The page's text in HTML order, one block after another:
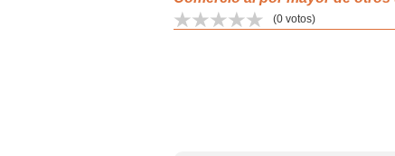
(0 votos)